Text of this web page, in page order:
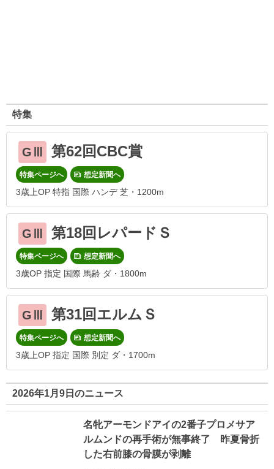
特集
GⅢ 第62回CBC賞
特集ページへ 想定新聞へ
3歳上OP 特指 国際 ハンデ 芝・1200m
GⅢ 第18回レパードＳ
特集ページへ 想定新聞へ
3歳OP 指定 国際 馬齢 ダ・1800m
GⅢ 第31回エルムＳ
特集ページへ 想定新聞へ
3歳上OP 指定 国際 別定 ダ・1700m
2026年1月9日のニュース
名牝アーモンドアイの2番子プロメサア
ルムンドの再手術が無事終了 昨夏骨折
した右前膝の骨膜が剥離